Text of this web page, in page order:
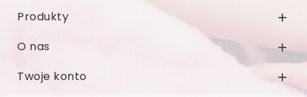
Produkty 
O nas 
Twoje konto 